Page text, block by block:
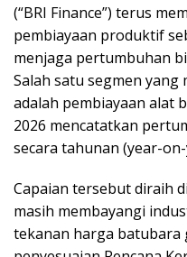
(“BRI Finance”) terus
pembiayaan produktif
menjaga pertumbuhan
Salah satu segmen
adalah pembiayaan alat
2026 mencatatkan
secara tahunan (year-
Capaian tersebut diraih
masih membayangi
tekanan harga batubara